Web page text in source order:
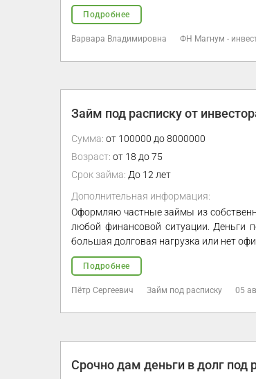
Подробнее
Варвара Владимировна ФН Магнум -
Займ под расписку от
Сумма: от 100000 до 8000000
Возраст: от 18 до 75
Срок займа: До 12 лет
Дополнительная информация:
Оформляю частные займы из
любой финансовой ситуации. Деньги
большая долговая нагрузка или нет
Подробнее
Пётр Сергеевич Займ под расписку 05
Срочно дам деньги в долг